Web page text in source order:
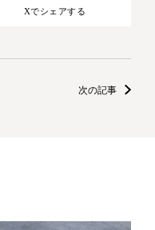
Xでシェアする
次の記事